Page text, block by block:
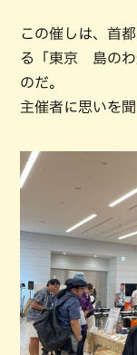
この催しは、首
る「東京 島のわ
のだ。
主催者に思いを聞